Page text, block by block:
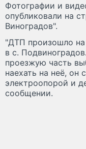
Фотографии и
опубликовали на
Виноградов".
"ДТП произошло на
в с.
проезжую часть
наехать на неё, он
электроопорой и
сообщении.